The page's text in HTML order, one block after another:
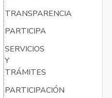
TRANSPARENCIA
PARTICIPA
SERVICIOS
Y
TRÁMITES
PARTICIPACIÓN